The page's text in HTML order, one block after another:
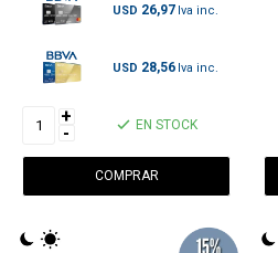
USD 26,97
USD 28,56
+
- EN STOCK